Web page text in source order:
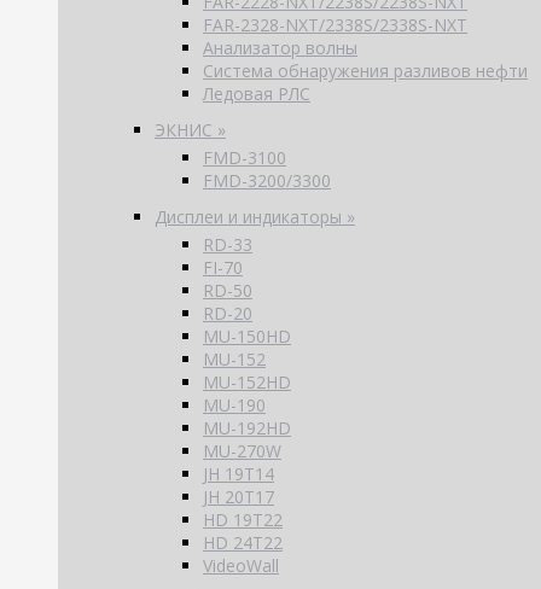
FAR-2328-NXT/2338S/2338S-NXT
Анализатор волны
Система обнаружения разливов нефти
Ледовая РЛС
ЭКНИС »
FMD-3100
FMD-3200/3300
Дисплеи и индикаторы »
RD-33
FI-70
RD-50
RD-20
MU-150HD
MU-152
MU-152HD
MU-190
MU-192HD
MU-270W
JH 19T14
JH 20T17
HD 19T22
HD 24T22
VideoWall